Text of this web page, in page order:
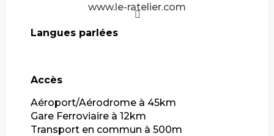
www.le-ratelier.com
Langues parlées
Langues parlées
Accès
Accès
Aéroport/Aérodrome à 45km
Gare Ferroviaire à 12km
Transport en commun à 500m